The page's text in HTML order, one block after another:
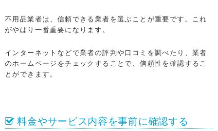
不用品業者は、信頼できる業者を選ぶことが重要です。これ
がやはり一番重要になります。
インターネットなどで業者の評判や口コミを調べたり、業者
のホームページをチェックすることで、信頼性を確認するこ
とができます。
料金やサービス内容を事前に確認する